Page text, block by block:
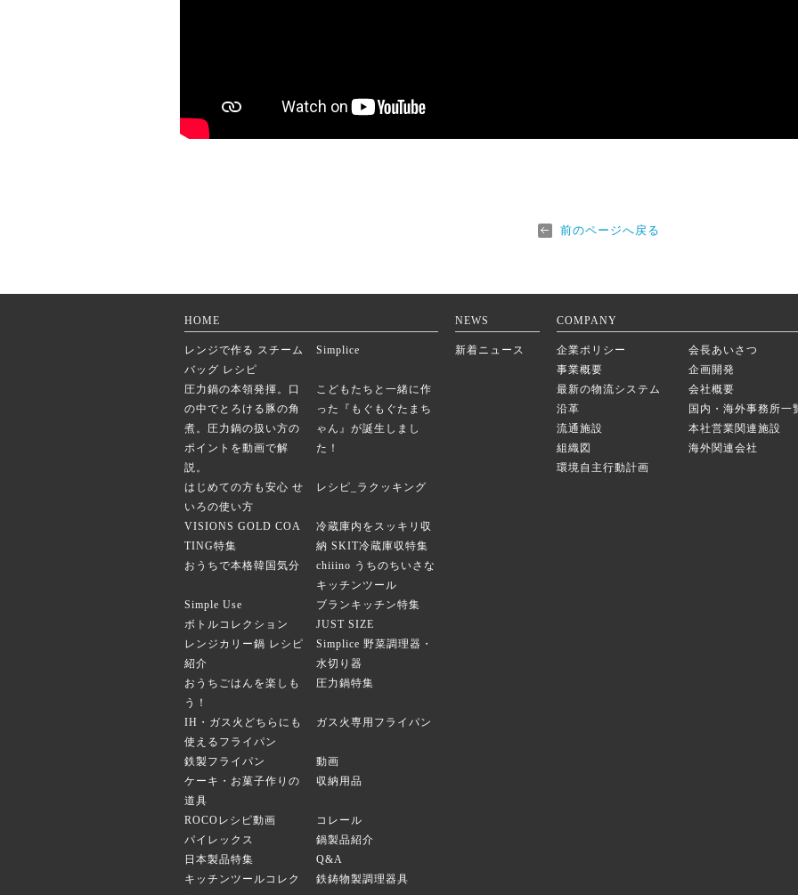
前のページへ戻る
HOME
レンジで作る スチーム
バッグ レシピ
Simplice
圧力鍋の本領発揮。口
の中でとろける豚の角
煮。圧力鍋の扱い方の
ポイントを動画で解
説。
こどもたちと一緒に作
った『もぐもぐたまち
ゃん』が誕生しまし
た！
はじめての方も安心 せ
いろの使い方
レシピ_ラクッキング
VISIONS GOLD COA
TING特集
冷蔵庫内をスッキリ収
納 SKIT冷蔵庫収特集
おうちで本格韓国気分
chiiino うちのちいさな
キッチンツール
Simple Use
ブランキッチン特集
ボトルコレクション
JUST SIZE
レンジカリー鍋 レシピ
紹介
Simplice 野菜調理器・
水切り器
おうちごはんを楽しも
う！
圧力鍋特集
IH・ガス火どちらにも
使えるフライパン
ガス火専用フライパン
鉄製フライパン
動画
ケーキ・お菓子作りの
道具
収納用品
ROCOレシピ動画
コレール
パイレックス
鍋製品紹介
日本製品特集
Q&A
キッチンツールコレク
鉄鋳物製調理器具
NEWS
新着ニュース
COMPANY
企業ポリシー
会長あいさつ
事業概要
企画開発
最新の物流システム
会社概要
沿革
国内・海外事務所一
流通施設
本社営業関連施設
組織図
海外関連会社
環境自主行動計画